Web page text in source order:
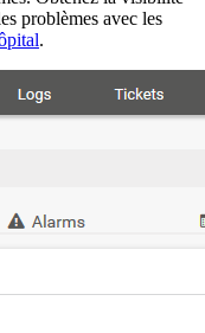
problèmes avec les
.